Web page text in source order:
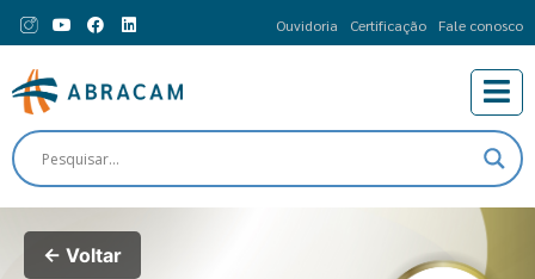
Ouvidoria Certificação Fale conosco
← Voltar